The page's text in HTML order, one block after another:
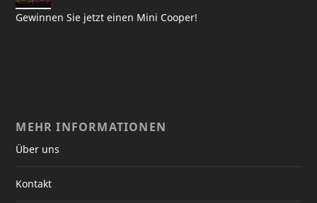
Gewinnen Sie jetzt einen Mini Cooper!
MEHR INFORMATIONEN
Über uns
Kontakt